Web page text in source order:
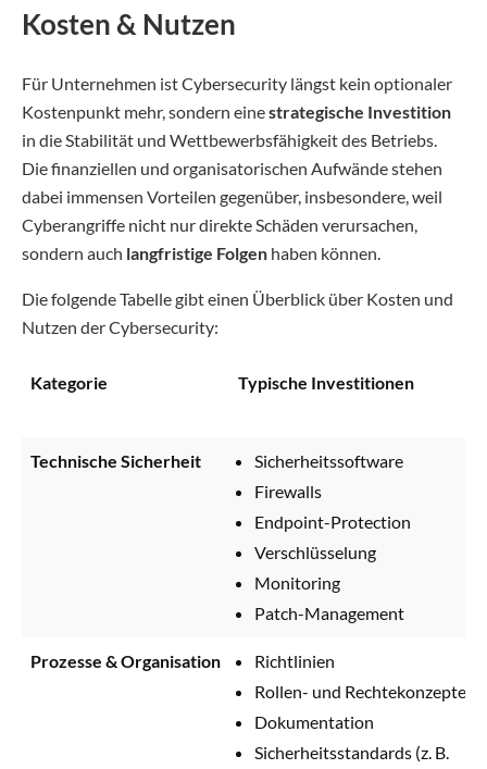
Kosten & Nutzen
Für Unternehmen ist Cybersecurity längst kein optionaler
Kostenpunkt mehr, sondern einestrategische Investition
in die Stabilität und Wettbewerbsfähigkeit des Betriebs.
Die finanziellen und organisatorischen Aufwände stehen
dabei immensen Vorteilen gegenüber, insbesondere, weil
Cyberangriffe nicht nur direkte Schäden verursachen,
sondern auch langfristige Folgen haben können.
Die folgende Tabelle gibt einen Überblick über Kosten und
Nutzen der Cybersecurity:
Kategorie Typische Investitionen
Technische Sicherheit
Sicherheitssoftware
Firewalls
Endpoint-Protection
Verschlüsselung
Monitoring
Patch-Management
Prozesse & Organisation
Richtlinien
Rollen- und Rechtekonzepte
Dokumentation
Sicherheitsstandards (z. B.